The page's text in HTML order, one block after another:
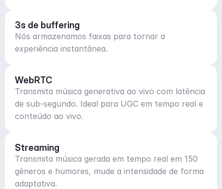
3s de buffering
Nós armazenamos faixas para tornar a
experiência instantânea.
WebRTC
Transmita música generativa ao vivo com latência
de sub-segundo. Ideal para UGC em tempo real e
conteúdo ao vivo.
Streaming
Transmita música gerada em tempo real em 150
gêneros e humores, mude a intensidade de forma
adaptativa.